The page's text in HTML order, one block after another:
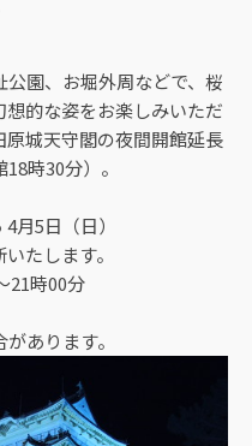
園、お堀外周などで、桜
的な姿をお楽しみいただ
城天守閣の夜間開館延長
時30分）。
4月5日（日）
たします。
21時00分
あります。